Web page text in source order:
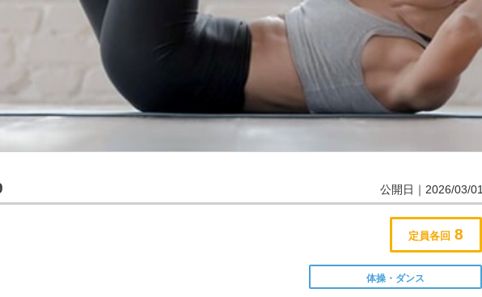
公開日｜2026/03/01
定員各回 8
体操・ダンス